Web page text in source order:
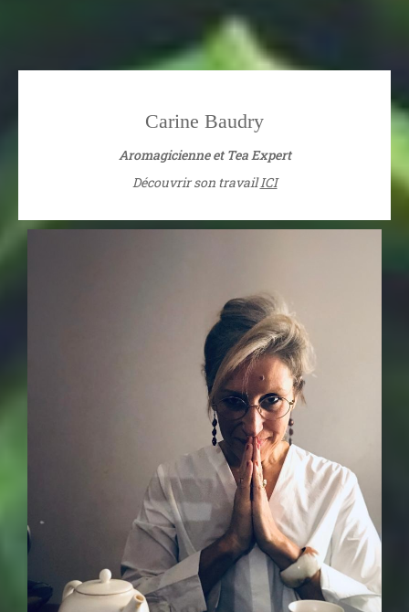
Carine Baudry
Aromagicienne et Tea Expert
Découvrir son travailICI